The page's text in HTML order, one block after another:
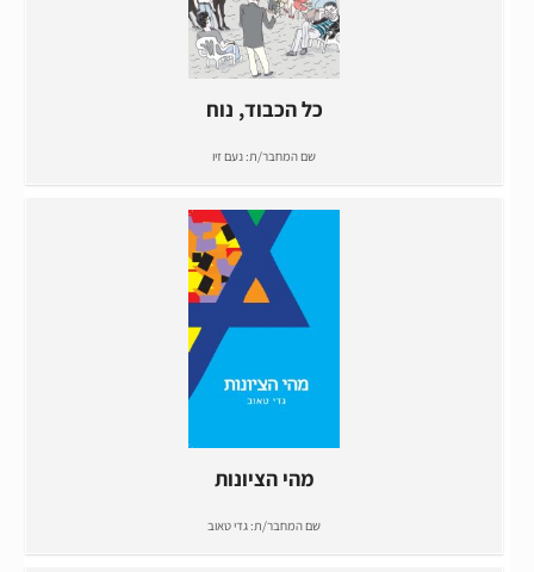
כל הכבוד, נוח
שם המחבר/ת:נעם זיו
מהי הציונות
שם המחבר/ת:גדי טאוב